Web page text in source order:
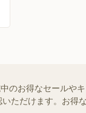
のお得なセールや
ただけます。お得